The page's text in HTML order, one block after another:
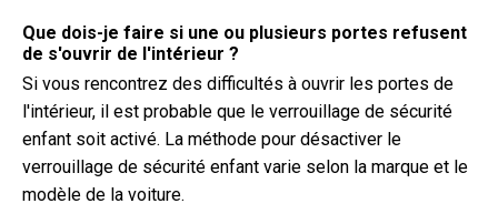
Que dois-je faire si une ou plusieurs portes refusent
de s'ouvrir de l'intérieur ?
Si vous rencontrez des difficultés à ouvrir les portes de
l'intérieur, il est probable que le verrouillage de sécurité
enfant soit activé. La méthode pour désactiver le
verrouillage de sécurité enfant varie selon la marque et le
modèle de la voiture.